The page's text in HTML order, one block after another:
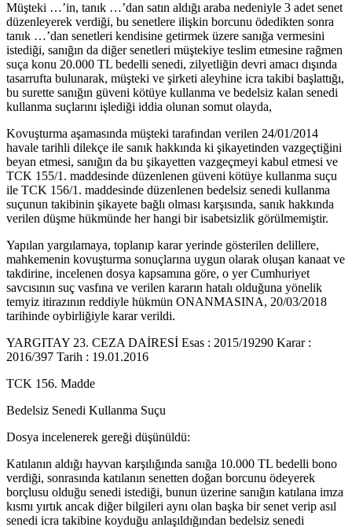
Müşteki …’in, tanık …’dan satın aldığı araba nedeniyle 3 adet senet
düzenleyerek verdiği, bu senetlere ilişkin borcunu ödedikten sonra
tanık …’dan senetleri kendisine getirmek üzere sanığa vermesini
istediği, sanığın da diğer senetleri müştekiye teslim etmesine rağmen
suça konu 20.000 TL bedelli senedi, zilyetliğin devri amacı dışında
tasarrufta bulunarak, müşteki ve şirketi aleyhine icra takibi başlattığı,
bu surette sanığın güveni kötüye kullanma ve bedelsiz kalan senedi
kullanma suçlarını işlediği iddia olunan somut olayda,
Kovuşturma aşamasında müşteki tarafından verilen 24/01/2014
havale tarihli dilekçe ile sanık hakkında ki şikayetinden vazgeçtiğini
beyan etmesi, sanığın da bu şikayetten vazgeçmeyi kabul etmesi ve
TCK 155/1. maddesinde düzenlenen güveni kötüye kullanma suçu
ile TCK 156/1. maddesinde düzenlenen bedelsiz senedi kullanma
suçunun takibinin şikayete bağlı olması karşısında, sanık hakkında
verilen düşme hükmünde her hangi bir isabetsizlik görülmemiştir.
Yapılan yargılamaya, toplanıp karar yerinde gösterilen delillere,
mahkemenin kovuşturma sonuçlarına uygun olarak oluşan kanaat ve
takdirine, incelenen dosya kapsamına göre, o yer Cumhuriyet
savcısının suç vasfına ve verilen kararın hatalı olduğuna yönelik
temyiz itirazının reddiyle hükmün ONANMASINA, 20/03/2018
tarihinde oybirliğiyle karar verildi.
YARGITAY 23. CEZA DAİRESİ Esas : 2015/19290 Karar :
2016/397 Tarih : 19.01.2016
TCK 156. Madde
Bedelsiz Senedi Kullanma Suçu
Dosya incelenerek gereği düşünüldü:
Katılanın aldığı hayvan karşılığında sanığa 10.000 TL bedelli bono
verdiği, sonrasında katılanın senetten doğan borcunu ödeyerek
borçlusu olduğu senedi istediği, bunun üzerine sanığın katılana imza
kısmı yırtık ancak diğer bilgileri aynı olan başka bir senet verip asıl
senedi icra takibine koyduğu anlaşıldığından bedelsiz senedi